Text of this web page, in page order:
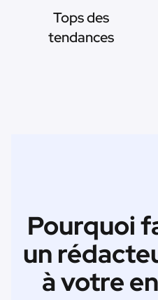
Tops des
tendances
Pourquoi
un
à votre